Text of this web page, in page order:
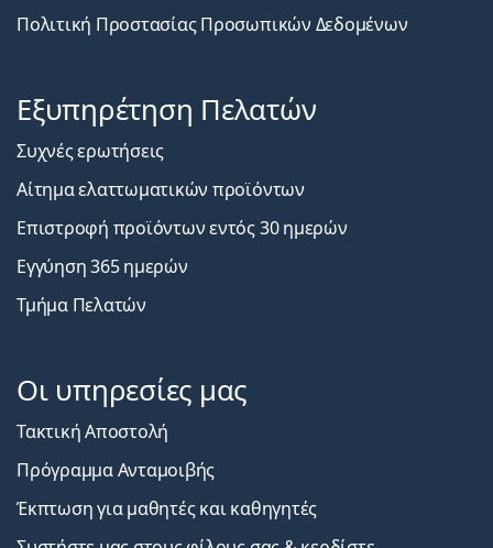
Πολιτική Προστασίας Προσωπικών Δεδομένων
Εξυπηρέτηση Πελατών
Συχνές ερωτήσεις
Αίτημα ελαττωματικών προϊόντων
Επιστροφή προϊόντων εντός 30 ημερών
Εγγύηση 365 ημερών
Τμήμα Πελατών
Οι υπηρεσίες μας
Τακτική Αποστολή
Πρόγραμμα Ανταμοιβής
Έκπτωση για μαθητές και καθηγητές